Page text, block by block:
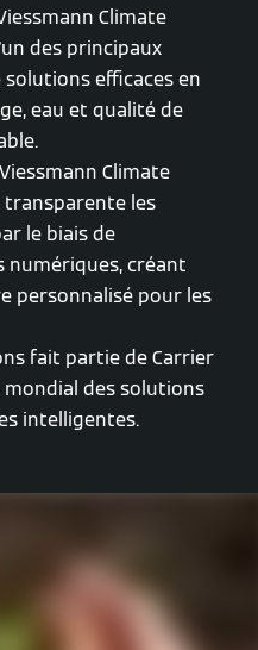
Climate
des principaux
efficaces en
eau et qualité de
Climate
transparente les
le biais de
numériques, créant
personnalisé pour les
fait partie de Carrier
des solutions
intelligentes.